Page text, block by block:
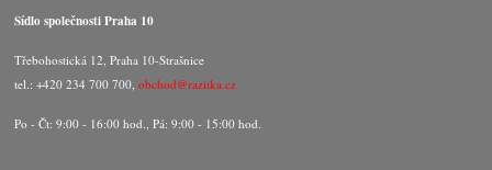
Sídlo společnosti Praha 10
Třebohostická 12, Praha 10-Strašnice
tel.: +420 234 700 700,obchod@razitka.cz
Po - Čt: 9:00 - 16:00 hod., Pá: 9:00 - 15:00 hod.